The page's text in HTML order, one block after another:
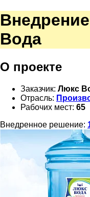
Вода
О проекте
Заказчик: Люкс
Отрасль:
Рабочих мест: 65
Внедренное решение: